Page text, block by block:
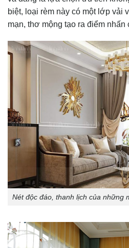
biệt, loại rèm này có một lớp vải
mạn, thơ mộng tạo ra điểm nhấn
Nét độc đáo, thanh lịch của những